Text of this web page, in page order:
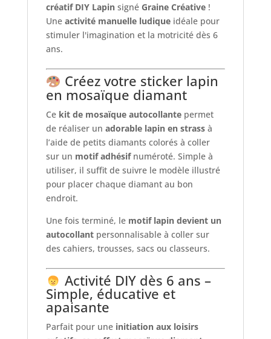
créatif DIY Lapinsigné Graine Créative!
Une activité manuelle ludiqueidéale pour
stimuler l'imagination et la motricité dès 6
ans.
Créez votre sticker lapin
en mosaïque diamant
Ce kit de mosaïque autocollantepermet
de réaliser un adorable lapin en strassà
l’aide de petits diamants colorés à coller
sur un motif adhésifnuméroté. Simple à
utiliser, il suffit de suivre le modèle illustré
pour placer chaque diamant au bon
endroit.
Une fois terminé, le motif lapin devient un
autocollantpersonnalisable à coller sur
des cahiers, trousses, sacs ou classeurs.
Activité DIY dès 6 ans –
Simple, éducative et
apaisante
Parfait pour une initiation aux loisirs